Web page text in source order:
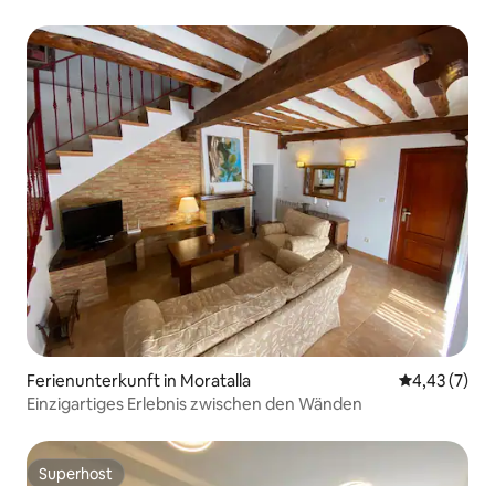
Ferienunterkunft in Moratalla
4,43 (7)
Einzigartiges Erlebnis zwischen den Wänden
Superhost